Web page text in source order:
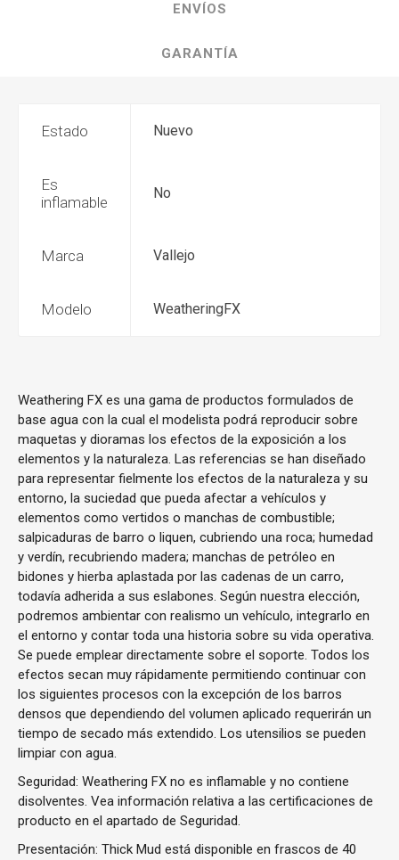
ENVÍOS
GARANTÍA
Estado Nuevo
Es
inflamable
No
Marca Vallejo
Modelo WeatheringFX
Weathering FX es una gama de productos formulados de
base agua con la cual el modelista podrá reproducir sobre
maquetas y dioramas los efectos de la exposición a los
elementos y la naturaleza. Las referencias se han diseñado
para representar fielmente los efectos de la naturaleza y su
entorno, la suciedad que pueda afectar a vehículos y
elementos como vertidos o manchas de combustible;
salpicaduras de barro o liquen, cubriendo una roca; humedad
y verdín, recubriendo madera; manchas de petróleo en
bidones y hierba aplastada por las cadenas de un carro,
todavía adherida a sus eslabones. Según nuestra elección,
podremos ambientar con realismo un vehículo, integrarlo en
el entorno y contar toda una historia sobre su vida operativa.
Se puede emplear directamente sobre el soporte. Todos los
efectos secan muy rápidamente permitiendo continuar con
los siguientes procesos con la excepción de los barros
densos que dependiendo del volumen aplicado requerirán un
tiempo de secado más extendido. Los utensilios se pueden
limpiar con agua.
Seguridad: Weathering FX no es inflamable y no contiene
disolventes. Vea información relativa a las certificaciones de
producto en el apartado de Seguridad.
Presentación: Thick Mud está disponible en frascos de 40